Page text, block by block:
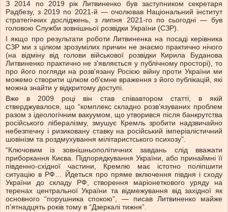
З 2014 по 2019 рік Литвиненко був заступником секретаря
Радбезу, з 2019 по 2021-й — очолював Національний інститут
стратегічних досліджень, з липня 2021-го по сьогодні — був
головою Служби зовнішньої розвідки України (СЗР).
І якщо про результати роботи Литвиненка на посаді керівника
СЗР ми з цілком зрозумілих причин не знаємо практично нічого
(на відміну від голови військової розвідки Кирила Буданова
Литвиненко практично не з'являється у публічному просторі), то
про його погляди на розв'язану Росією війну проти України ми
можемо створити цілком об'ємне враження з його публікацій, які
можна знайти у відкритому доступі.
Вже в 2009 році він став співавтором статті, в якій
стверджувалося, що “комплекс складно розв’язуваних проблем
разом з ідеологічним вакуумом, що утворився після банкрутства
російського лібералізму, змушує Кремль зробити надзвичайно
небезпечну і ризиковану ставку на російський імперіалістичний
шовінізм та роздмухування мілітаристського психозу”.
“Ключовим із зовнішньополітичних завдань слід вважати
приборкання Києва. Підпорядкування України, або принаймні її
південно-східної частини, Кремлю має істотно поліпшити
ситуацію в РФ… Йдеться про пряме включення півдня і сходу
України до складу РФ, створення маріонеткового уряду на
теренах центральної України та відмежування від західної як
основного “порушника спокою”, — писав Литвиненко майже
п'ятнадцять років тому в “Дзеркалі тижня”.